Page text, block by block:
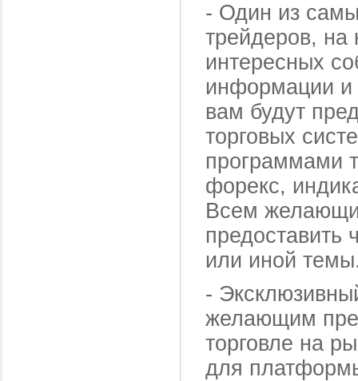
- Один из
трейдеров, на
интересных
информации
вам будут
торговых
программами
форекс,
Всем
или иной
-
желающим
торговле на
для